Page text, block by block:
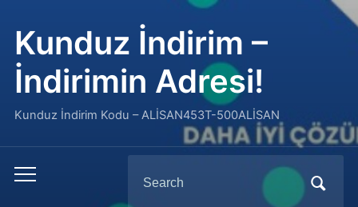
Kunduz İndirim –
İndirimin Adresi!
Kunduz İndirim Kodu – ALİSAN453T-500ALİSAN
Toggle
for: